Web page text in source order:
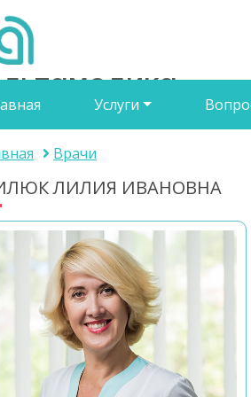
медичний центр
Услуги
Врачи
ЛИЛИЯ ИВАНОВНА